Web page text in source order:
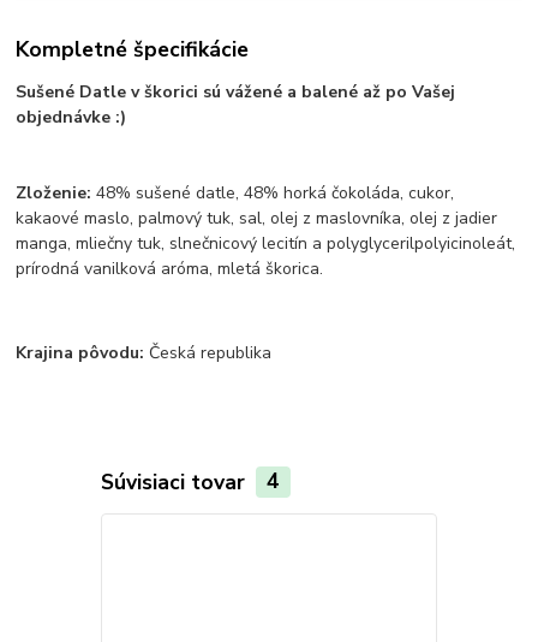
Kompletné špecifikácie
Sušené Datle v škorici sú vážené a balené až po Vašej
objednávke :)
Zloženie: 48% sušené datle, 48% horká čokoláda, cukor,
kakaové maslo, palmový tuk, sal, olej z maslovníka, olej z jadier
manga, mliečny tuk, slnečnicový lecitín a polyglycerilpolyicinoleát,
prírodná vanilková aróma, mletá škorica.
Krajina pôvodu: Česká republika
Súvisiaci tovar 4